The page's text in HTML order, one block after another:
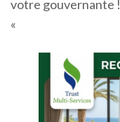
votre gouvernante !
«